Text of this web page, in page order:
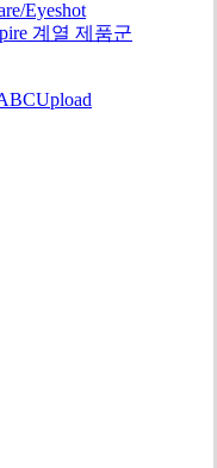
Eyeshot
계열 제품군